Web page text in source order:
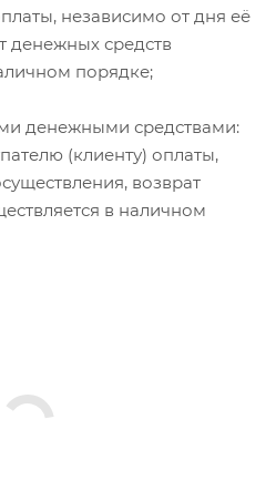
независимо от дня её
денежных средств
порядке;
денежными средствами:
(клиенту) оплаты,
возврат
в наличном